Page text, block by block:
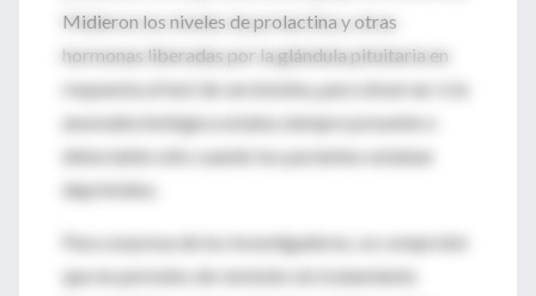
Midieron los niveles de prolactina y otras
hormonas liberadas por la glándula pituitaria en
respuesta al test de serotonina, para observar si la
anomalía biológica estaba siempre presente o
detectable sólo cuando los pacientes estaban
deprimidos.
Para sorpresa de los investigadores, se comprobó
que en períodos de remisión sin tratamiento